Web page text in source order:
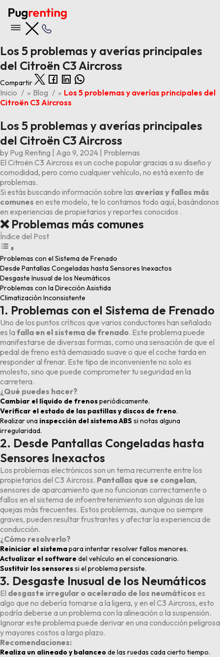
Los 5 problemas y averías principales
del Citroën C3 Aircross
Nuestras ofertas
Ver todas las ofertas
Últimas 5 entradas del blog
Opiniones BYD Tang
Los 6 problemas y averías principales del Kia Stonic
Los 4 problemas y averías principales del BMW X1
Los 6 problemas y averías principales del Audi A3
Opiniones Volkswagen ID.3
Compartir
Inicio » Blog » Los 5 problemas y averías principales del
Citroën C3 Aircross
Los 5 problemas y averías principales
del Citroën C3 Aircross
by Pug Renting Ago 9, 2024 Problemas
El Citroën C3 Aircross es un coche popular gracias a su diseño y
comodidad, pero como cualquier vehículo, no está exento de
problemas.
Si estás buscando información sobre las averías y fallos más
comunes en este modelo, te lo contamos todo aquí, basándonos
en experiencias de propietarios y reportes conocidos .
❌ Problemas más comunes
Índice del Post
Problemas con el Sistema de Frenado
Desde Pantallas Congeladas hasta Sensores Inexactos
Desgaste Inusual de los Neumáticos
Problemas con la Dirección Asistida
Climatización Inconsistente
1. Problemas con el Sistema de Frenado
Uno de los puntos críticos que varios conductores han señalado
es lafalla en el sistema de frenado. Este problema puede
manifestarse de diversas formas, como una sensación de que el
pedal de freno está demasiado suave o que el coche tarda en
responder al frenar. Este tipo de inconveniente no solo es
molesto, sino que puede comprometer tu seguridad en la
carretera.
¿Qué puedes hacer?
Cambiar el líquido de frenosperiódicamente.
Verificar el estado de las pastillas y discos de freno.
Realizar una inspección del sistema ABS si notas alguna
irregularidad.
2. Desde Pantallas Congeladas hasta
Sensores Inexactos
Los problemas electrónicos son un tema recurrente entre los
propietarios del C3 Aircross. Pantallas que se congelan,
sensores de aparcamiento que no funcionan correctamente o
fallos en el sistema de infoentretenimiento son algunas de las
quejas más frecuentes. Estos problemas, aunque no siempre
graves, pueden resultar frustrantes y afectar la experiencia de
conducción.
¿Cómo resolverlo?
Reiniciar el sistemapara intentar resolver fallos menores.
Actualizar el software del vehículo en el concesionario.
Sustituir los sensoressi el problema persiste.
3. Desgaste Inusual de los Neumáticos
El desgaste irregular o acelerado de los neumáticos es
algo que no debería tomarse a la ligera, y en el C3 Aircross, esto
podría deberse a un problema con la alineación o la suspensión.
Ignorar este problema puede derivar en una conducción peligrosa
y mayores costos a largo plazo.
Recomendaciones:
Realiza un alineado y balanceode las ruedas cada cierto tiempo.